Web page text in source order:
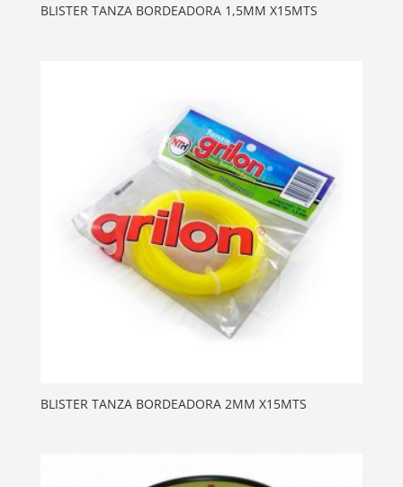
BLISTER TANZA BORDEADORA 1,5MM X15MTS
BLISTER TANZA BORDEADORA 2MM X15MTS